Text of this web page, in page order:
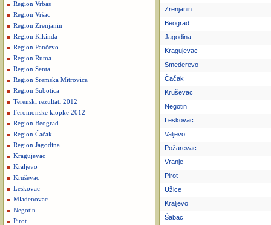
Region Vrbas
Region Vršac
Region Zrenjanin
Region Kikinda
Region Pančevo
Region Ruma
Region Senta
Region Sremska Mitrovica
Region Subotica
Terenski rezultati 2012
Feromonske klopke 2012
Region Beograd
Region Čačak
Region Jagodina
Kragujevac
Kraljevo
Kruševac
Leskovac
Mladenovac
Negotin
Pirot
Zrenjanin
Beograd
Jagodina
Kragujevac
Smederevo
Čačak
Kruševac
Negotin
Leskovac
Valjevo
Požarevac
Vranje
Pirot
Užice
Kraljevo
Šabac